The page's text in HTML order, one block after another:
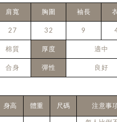
肩寬 胸圍 袖長
27 32 9
棉質 厚度 適中
合身 彈性 良好
身高 體重 尺碼 注意事